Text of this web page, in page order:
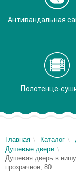
Антивандальная
Полотенце-
Главная Каталог
Душевые двери
Душевая дверь в
прозрачное, 80